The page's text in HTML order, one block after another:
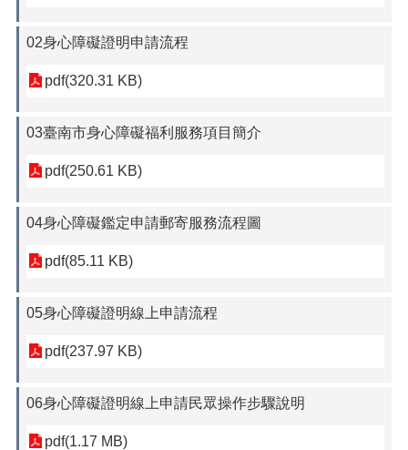
02身心障礙證明申請流程
pdf(320.31 KB)
03臺南市身心障礙福利服務項目簡介
pdf(250.61 KB)
04身心障礙鑑定申請郵寄服務流程圖
pdf(85.11 KB)
05身心障礙證明線上申請流程
pdf(237.97 KB)
06身心障礙證明線上申請民眾操作步驟說明
pdf(1.17 MB)